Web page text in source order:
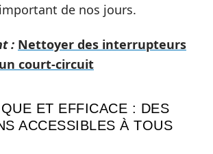
de nos jours.
: Nettoyer des interrupteurs
court-circuit
ET EFFICACE : DES
ACCESSIBLES À TOUS